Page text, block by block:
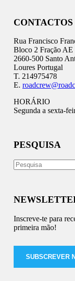
CONTACTOS
Rua Francisco
Bloco 2 Fração AE
2660-500 Santo
Loures Portugal
T. 214975478
E.
HORÁRIO
Segunda a sexta-
PESQUISA
Inscreve-te para
primeira mão!
SUBSCREVER